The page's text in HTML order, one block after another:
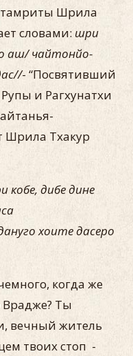
Шрила
словами: шри
аш/ чайтонйо-
- “Посвятивший
и Рагхунатхи
Шрила Тхакур
кобе, дибе дине
хоите дасеро
когда же
Ты
вечный житель
твоих стоп -